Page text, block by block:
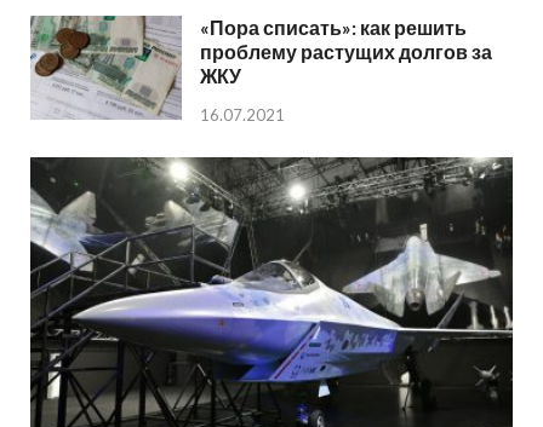
«Пора списать»: как решить
проблему растущих долгов за
ЖКУ
16.07.2021